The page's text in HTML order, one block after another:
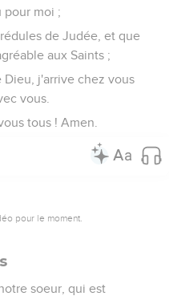
pour moi ;
de Judée, et que
aux Saints ;
Dieu, j'arrive chez vous
vous.
tous ! Amen.
pour le moment.
soeur, qui est